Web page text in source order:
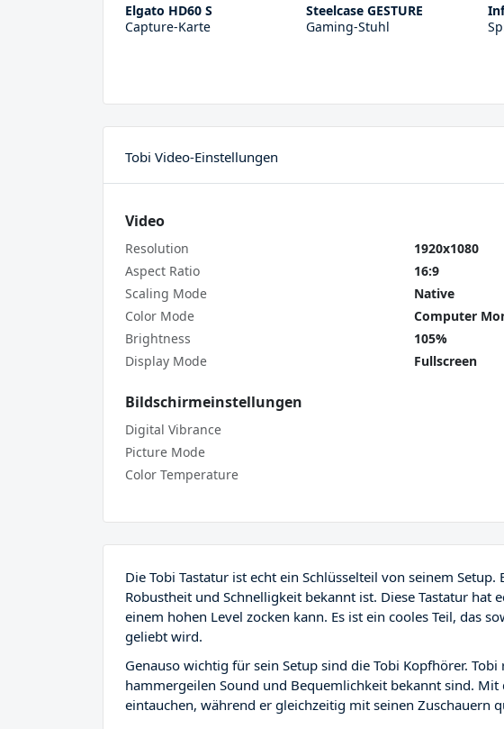
Elgato HD60 S
Capture-Karte
Steelcase GESTURE
Gaming-Stuhl
Tobi Video-Einstellungen
Video
Resolution
1920x1080
Aspect Ratio
16:9
Scaling Mode
Native
Color Mode
Computer
Brightness
105%
Display Mode
Fullscreen
Bildschirmeinstellungen
Digital Vibrance
Picture Mode
Color Temperature
Die Tobi Tastatur ist echt ein Schlüsselteil von seinem
Robustheit und Schnelligkeit bekannt ist. Diese Tastatur hat
einem hohen Level zocken kann. Es ist ein cooles Teil, das
geliebt wird.
Genauso wichtig für sein Setup sind die Tobi Kopfhörer.
hammergeilen Sound und Bequemlichkeit bekannt sind.
eintauchen, während er gleichzeitig mit seinen Zuschauern